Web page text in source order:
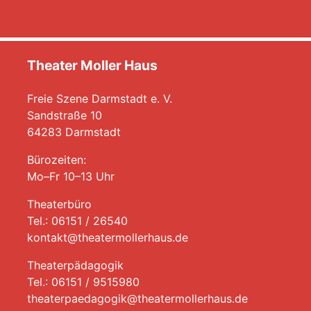
Theater Moller Haus
Freie Szene Darmstadt e. V.
Sandstraße 10
64283 Darmstadt
Bürozeiten:
Mo–Fr 10–13 Uhr
Theaterbüro
Tel.: 06151 / 26540
kontakt@theatermollerhaus.de
Theaterpädagogik
Tel.: 06151 / 9515980
theaterpaedagogik@theatermollerhaus.de